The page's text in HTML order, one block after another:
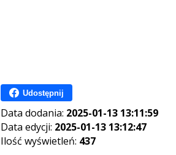
Udostępnij
Data dodania: 2025-01-13 13:11:59
Data edycji: 2025-01-13 13:12:47
Ilość wyświetleń: 437